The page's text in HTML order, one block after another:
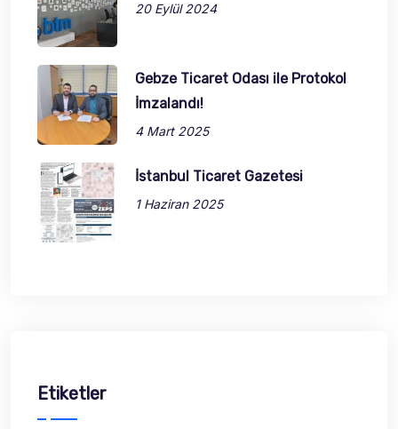
20 Eylül 2024
Gebze Ticaret Odası ile Protokol
İmzalandı!
4 Mart 2025
İstanbul Ticaret Gazetesi
1 Haziran 2025
Etiketler